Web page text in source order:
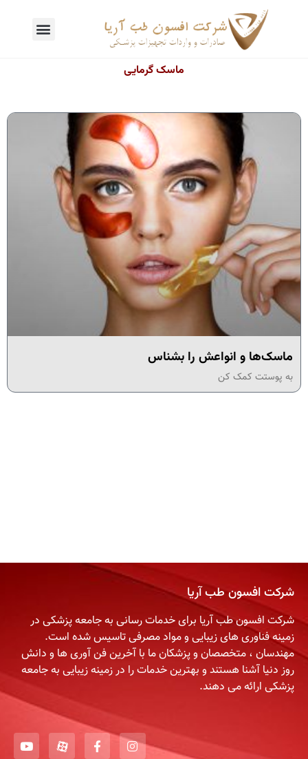
ماسک گرمایی
ماسک‌ها و انواعش را بشناس
به پوستت کمک کن
شرکت افسون طب آریا
شرکت افسون طب آریا برای خدمات رسانی به جامعه پزشکی در
زمینه فناوری های زیبایی و مواد مصرفی تاسیس شده است.
مهندسان ، متخصصان و پزشکان ما با آخرین فن آوری ها و دانش
روز دنیا آشنا هستند و بهترین خدمات را در زمینه زیبایی به جامعه
پزشکی ارائه می دهند.